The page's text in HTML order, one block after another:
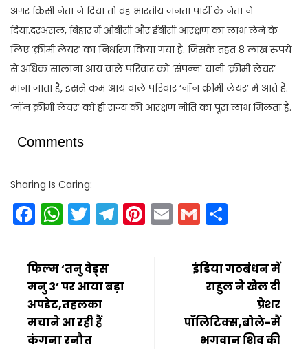
अगर किसी नेता ने दिया तो वह भारतीय जनता पार्टी के नेता ने
दिया.दरअसल, बिहार में ओबीसी और ईबीसी आरक्षण का लाभ लेने के
लिए ‘क्रीमी लेयर’ का निर्धारण किया गया है. जिसके तहत 8 लाख रुपये
से अधिक सालाना आय वाले परिवार को ‘संपन्न’ यानी ‘क्रीमी लेयर’
माना जाता है, इससे कम आय वाले परिवार ‘नॉन क्रीमी लेयर’ में आते हैं.
‘नॉन क्रीमी लेयर’ को ही राज्य की आरक्षण नीति का पूरा लाभ मिलता है.
Comments
Sharing Is Caring:
Facebook
WhatsApp
Twitter
Telegram
Pinterest
EmailGmail
फिल्म ‘तनु वेड्स
मनु 3’ पर आया बड़ा
अपडेट,तहलका
मचाने आ रही हैं
कंगना रनौत
इंडिया गठबंधन में
राहुल ने खेल दी
प्रेशर
पॉलिटिक्स,बोले-मैं
भगवान शिव की